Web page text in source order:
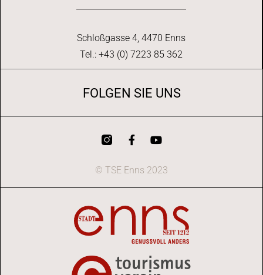
Schloßgasse 4, 4470 Enns
Tel.: +43 (0) 7223 85 362
FOLGEN SIE UNS
© TSE Enns 2023